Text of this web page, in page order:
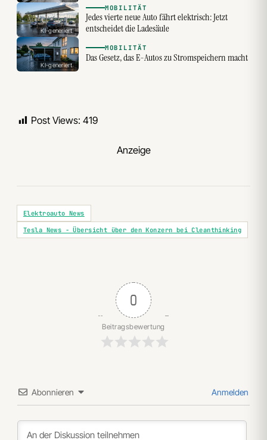
KI-generiert
MOBILITÄT
Jedes vierte neue Auto fährt elektrisch: Jetzt
entscheidet die Ladesäule
KI-generiert
MOBILITÄT
Das Gesetz, das E-Autos zu Stromspeichern macht
Post Views: 419
Anzeige
Elektroauto News
Tesla News - Übersicht über den Konzern bei Cleanthinking
0
Beitragsbewertung
Abonnieren Anmelden